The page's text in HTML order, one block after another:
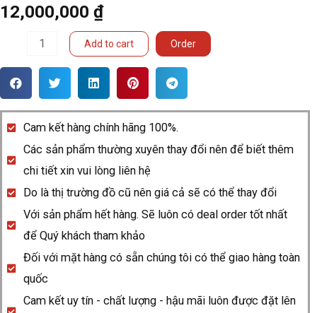
12,000,000 ₫
Rado
R14064715
quantity
Add to cart Order
Cam kết hàng chính hãng 100%.
Các sản phẩm thường xuyên thay đổi nên để biết thêm
chi tiết xin vui lòng liên hệ
Do là thị trường đồ cũ nên giá cả sẽ có thể thay đổi
Với sản phẩm hết hàng. Sẽ luôn có deal order tốt nhất
để Quý khách tham khảo
Đối với mặt hàng có sẵn chúng tôi có thể giao hàng toàn
quốc
Cam kết uy tín - chất lượng - hậu mãi luôn được đặt lên